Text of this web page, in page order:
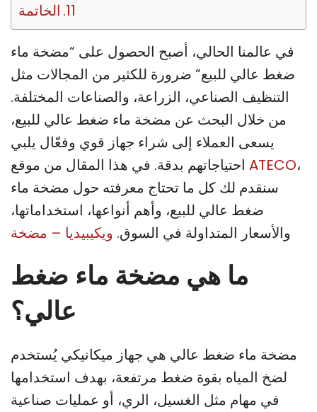
الخاتمة
في عالمنا الحالي، أصبح الحصول على “مضخة ماء
ضغط عالي للبيع” ضرورة للكثير من المجالات مثل
التنظيف الصناعي، الزراعة، والصناعات المختلفة.
من خلال البحث عن مضخة ماء ضغط عالي للبيع،
يسعى العملاء إلى شراء جهاز قوي وفعّال يلبي
ATECO،
سنقدم لك كل ما تحتاج معرفته حول مضخة ماء
ضغط عالي للبيع، وأهم أنواعها، استخداماتها،
والأسعار المتداولة في السوق. ويكيبيديا – مضخة
ما هي مضخة ماء ضغط
عالي؟
مضخة ماء ضغط عالي هي جهاز ميكانيكي يُستخدم
لضخ المياه بقوة ضغط مرتفعة، بهدف استخدامها
في مهام مثل الغسيل، الري، أو عمليات صناعية